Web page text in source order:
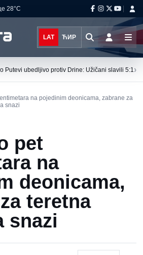
28°C
LAT ЋИР
Putevi ubedljivo protiv Drine: Užičani slavili 5:1›
na pojedinim deonicama, zabrane za
snazi
pet
na
deonicama,
teretna
snazi